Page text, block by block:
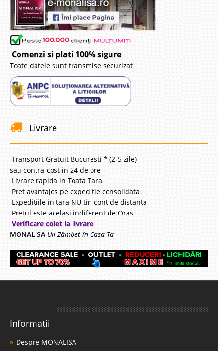
Comenzi si plati 100% sigure
Toate datele sunt transmise securizat
Livrare
Transport Gratuit Bucuresti * (2-5 zile)
sau contra-cost in 24 de ore
Livrare rapida in Toata Tara
Pret avantajos pe expeditie consolidata
Expeditiile in tara NU tin cont de distanta
Pretul este acelasi indiferent de Oras
Verificare colet la livrare
MONALISA Un Zâmbet în Casa Ta
Informatii
Despre MONALISA